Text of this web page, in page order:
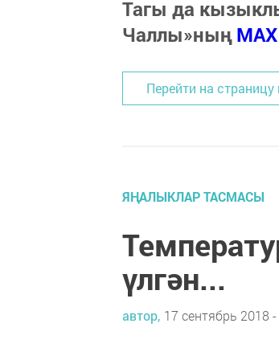
Тагы да
Чаллы»ның
Перейти на страницу
ЯҢАЛЫКЛАР ТАСМАСЫ
үлгән...
автор, 17 сентябрь 2018